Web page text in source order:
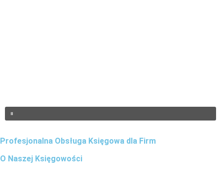
Profesjonalna Obsługa Księgowa dla Firm
O Naszej Księgowości